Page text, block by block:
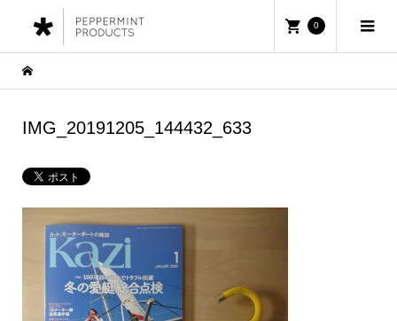
0
IMG_20191205_144432_633